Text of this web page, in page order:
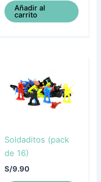
Añadir al
carrito
Soldaditos (pack
de 16)
S/9.90